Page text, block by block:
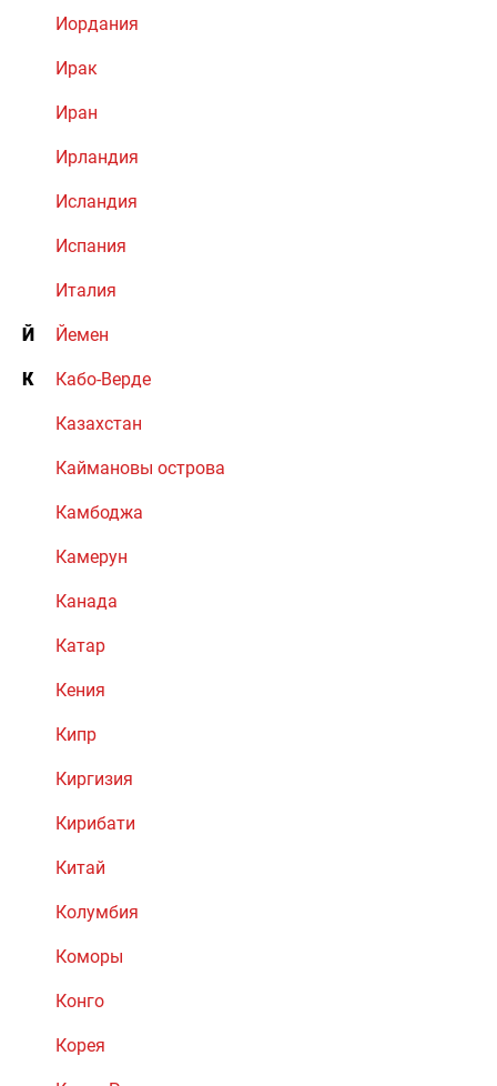
Иордания
Ирак
Иран
Ирландия
Исландия
Испания
Италия
Й Йемен
К Кабо-Верде
Казахстан
Каймановы острова
Камбоджа
Камерун
Канада
Катар
Кения
Кипр
Киргизия
Кирибати
Китай
Колумбия
Коморы
Конго
Корея